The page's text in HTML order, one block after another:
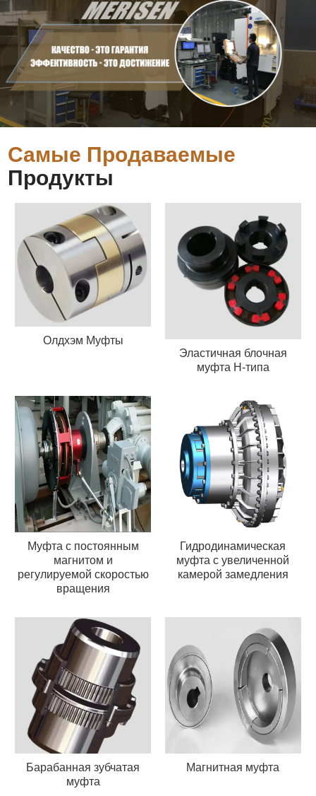
Самые Продаваемые
Продукты
Олдхэм Муфты
Эластичная блочная
муфта H-типа
Муфта с постоянным
магнитом и
регулируемой скоростью
вращения
Гидродинамическая
муфта с увеличенной
камерой замедления
Барабанная зубчатая
муфта
Магнитная муфта